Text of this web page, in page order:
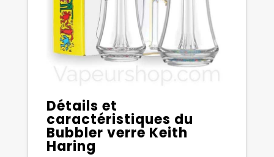
Détails et
caractéristiques du
Bubbler verre Keith
Haring